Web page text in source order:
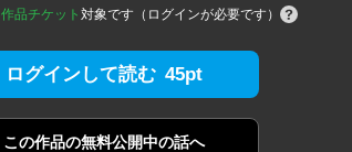
作品チケット 対象です（ログインが必要です）
ログインして読む 45pt
この作品の無料公開中の話へ